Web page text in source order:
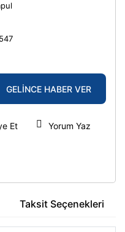
GELİNCE HABER VER
Et Yorum Yaz
Taksit Seçenekleri